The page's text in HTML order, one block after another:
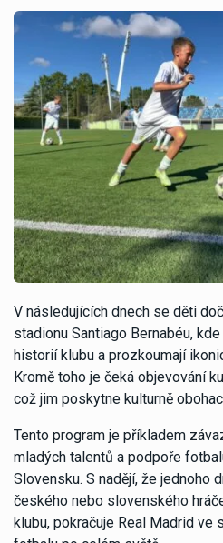
V následujících dnech se děti
stadionu Santiago Bernabéu,
historií klubu a prozkoumají
Kromě toho je čeká objevování
což jim poskytne kulturně
Tento program je příkladem
mladých talentů a podpoře
Slovensku. S nadějí, že jednoho
českého nebo slovenského
klubu, pokračuje Real Madrid ve